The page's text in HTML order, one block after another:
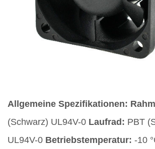
Allgemeine Spezifikationen:
(Schwarz) UL94V-0 Laufrad: PBT
UL94V-0 Betriebstemperatur: -10